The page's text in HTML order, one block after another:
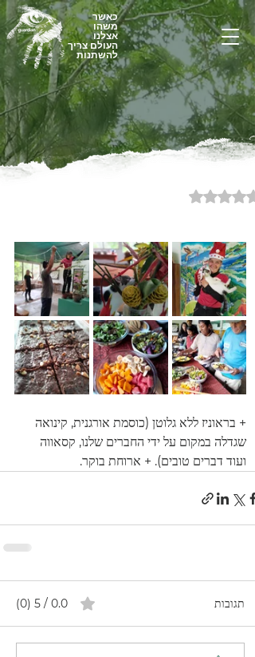
כאשר
משהו
אצלנו
העולם צריך
להשתנות
דירוג של NaN מתוך 5 כוכבים
+ בראוניז ללא גלוטן (כוסמת אורגנית, קינואה
שגדלה במקום על ידי החברים שלנו, קסאווה
ועוד דברים טובים). + ארוחת בוקר.
תגובות 0.0 / 5 ‏(0)